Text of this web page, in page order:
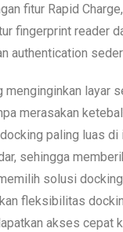
fitur Rapid
fingerprint reader
authentication
menginginkan layar
merasakan
paling luas di
sehingga
solusi
fleksibilitas
akses